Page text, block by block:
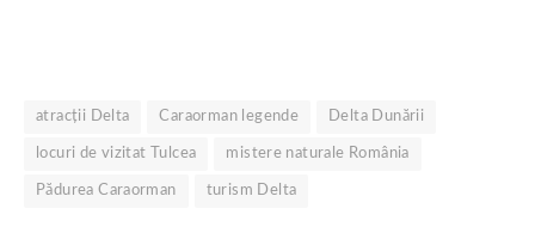
atracții Delta Caraorman legende Delta Dunării
locuri de vizitat Tulcea mistere naturale România
Pădurea Caraorman turism Delta